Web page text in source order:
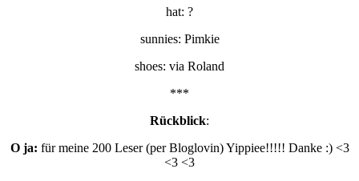
hat: ?
sunnies: Pimkie
shoes: via Roland
***
Rückblick:
O ja: für meine 200 Leser (per Bloglovin) Yippiee!!!!! Danke :) <3
<3 <3